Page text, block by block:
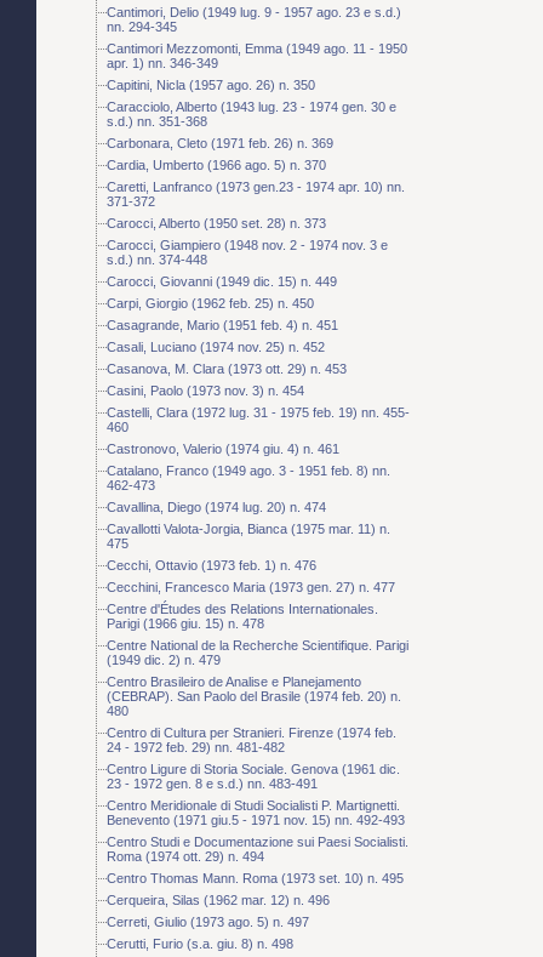
Cantimori, Delio (1949 lug. 9 - 1957 ago. 23 e s.d.)
nn. 294-345
Cantimori Mezzomonti, Emma (1949 ago. 11 - 1950
apr. 1) nn. 346-349
Capitini, Nicla (1957 ago. 26) n. 350
Caracciolo, Alberto (1943 lug. 23 - 1974 gen. 30 e
s.d.) nn. 351-368
Carbonara, Cleto (1971 feb. 26) n. 369
Cardia, Umberto (1966 ago. 5) n. 370
Caretti, Lanfranco (1973 gen.23 - 1974 apr. 10) nn.
371-372
Carocci, Alberto (1950 set. 28) n. 373
Carocci, Giampiero (1948 nov. 2 - 1974 nov. 3 e
s.d.) nn. 374-448
Carocci, Giovanni (1949 dic. 15) n. 449
Carpi, Giorgio (1962 feb. 25) n. 450
Casagrande, Mario (1951 feb. 4) n. 451
Casali, Luciano (1974 nov. 25) n. 452
Casanova, M. Clara (1973 ott. 29) n. 453
Casini, Paolo (1973 nov. 3) n. 454
Castelli, Clara (1972 lug. 31 - 1975 feb. 19) nn. 455-
460
Castronovo, Valerio (1974 giu. 4) n. 461
Catalano, Franco (1949 ago. 3 - 1951 feb. 8) nn.
462-473
Cavallina, Diego (1974 lug. 20) n. 474
Cavallotti Valota-Jorgia, Bianca (1975 mar. 11) n.
475
Cecchi, Ottavio (1973 feb. 1) n. 476
Cecchini, Francesco Maria (1973 gen. 27) n. 477
Centre d'Études des Relations Internationales.
Parigi (1966 giu. 15) n. 478
Centre National de la Recherche Scientifique. Parigi
(1949 dic. 2) n. 479
Centro Brasileiro de Analise e Planejamento
(CEBRAP). San Paolo del Brasile (1974 feb. 20) n.
480
Centro di Cultura per Stranieri. Firenze (1974 feb.
24 - 1972 feb. 29) nn. 481-482
Centro Ligure di Storia Sociale. Genova (1961 dic.
23 - 1972 gen. 8 e s.d.) nn. 483-491
Centro Meridionale di Studi Socialisti P. Martignetti.
Benevento (1971 giu.5 - 1971 nov. 15) nn. 492-493
Centro Studi e Documentazione sui Paesi Socialisti.
Roma (1974 ott. 29) n. 494
Centro Thomas Mann. Roma (1973 set. 10) n. 495
Cerqueira, Silas (1962 mar. 12) n. 496
Cerreti, Giulio (1973 ago. 5) n. 497
Cerutti, Furio (s.a. giu. 8) n. 498